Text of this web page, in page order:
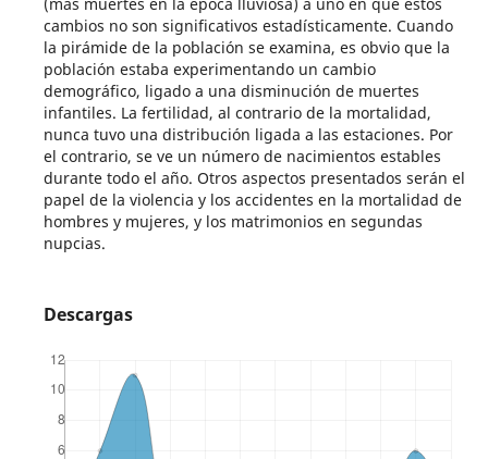
cambios no son significativos estadísticamente. Cuando
la pirámide de la población se examina, es obvio que la
población estaba experimentando un cambio
demográfico, ligado a una disminución de muertes
infantiles. La fertilidad, al contrario de la mortalidad,
nunca tuvo una distribución ligada a las estaciones. Por
el contrario, se ve un número de nacimientos estables
durante todo el año. Otros aspectos presentados serán el
papel de la violencia y los accidentes en la mortalidad de
hombres y mujeres, y los matrimonios en segundas
nupcias.
Descargas